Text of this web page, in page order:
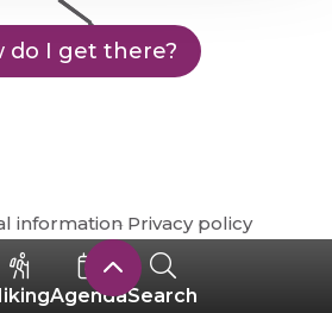
AgendaSearch
do I get there?
information Privacy policy